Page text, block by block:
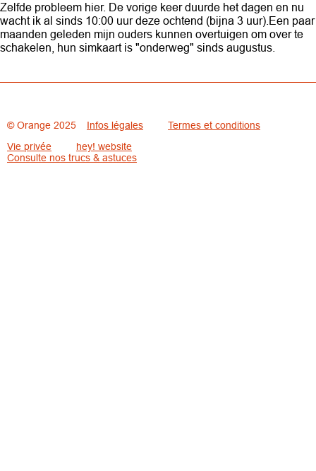
Zelfde probleem hier. De vorige keer duurde het dagen en nu
wacht ik al sinds 10:00 uur deze ochtend (bijna 3 uur).Een paar
maanden geleden mijn ouders kunnen overtuigen om over te
schakelen, hun simkaart is "onderweg" sinds augustus.
© Orange 2025 Infos légales
Termes et conditions
Vie privée
hey! website
Consulte nos trucs & astuces